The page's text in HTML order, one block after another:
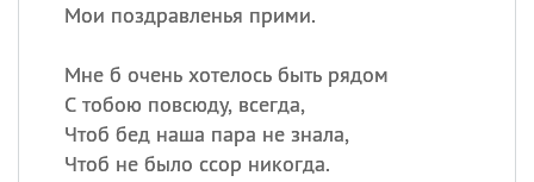
Мои поздравленья прими.
Мне б очень хотелось быть рядом
С тобою повсюду, всегда,
Чтоб бед наша пара не знала,
Чтоб не было ссор никогда.